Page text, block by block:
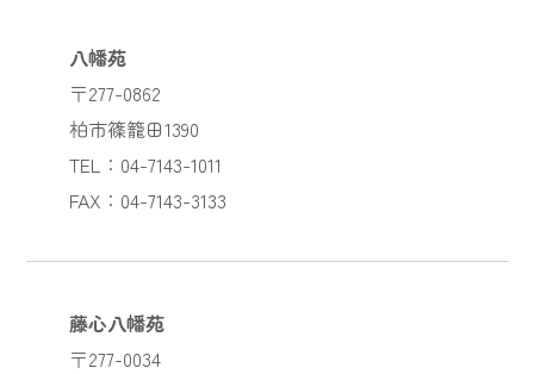
八幡苑
〒277-0862
柏市篠籠田1390
TEL：04-7143-1011
FAX：04-7143-3133
藤心八幡苑
〒277-0034